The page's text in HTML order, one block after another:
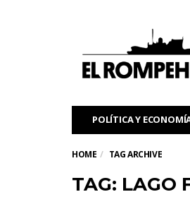
POLÍTICA Y
HOME TAG ARCHIVE
TAG: LAGO